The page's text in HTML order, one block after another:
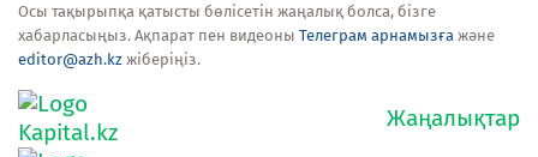
Осы тақырыпқа қатысты бөлісетін жаңалық болса, бізге
хабарласыңыз. Ақпарат пен видеоны Телеграм арнамызға және
editor@azh.kz жіберіңіз.